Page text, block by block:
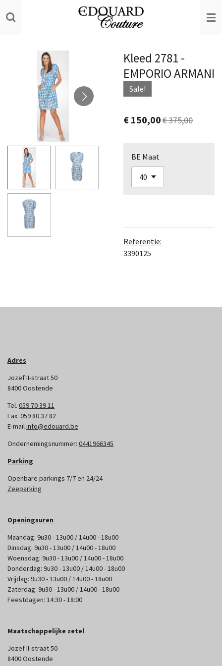
direct
hoofdinhoud
Kleed 2781 -
EMPORIO ARMANI
Sale!
€ 150,00€ 375,00
BE Maat
Referentie:
3390125
Adres
Jozef II-straat 50
8400 Oostende
Tel. 059 70 39 11
Fax. 059 80 37 82
E-mailinfo@edouard.be
Ondernemingsnummer: 0441966345
Parking
Openbare parkings 7/7 en 24/24
Zeeparking
Openingsuren
Maandag: 9u30 - 13u00 / 14u00 - 18u00
Dinsdag: 9u30 - 13u00 / 14u00 - 18u00
Woensdag: 9u30 - 13u00 / 14u00 - 18u00
Donderdag: 9u30 - 13u00 / 14u00 - 18u00
Vrijdag: 9u30 - 13u00 / 14u00 - 18u00
Zaterdag: 9u30 - 13u00 / 14u00 - 18u00
Feestdagen: 14:30 - 18:00
Maatschappelijke zetel
Jozef II-straat 50
8400 Oostende